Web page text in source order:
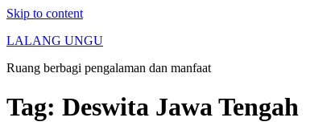
Skip to content
LALANG UNGU
Ruang berbagi pengalaman dan manfaat
Tag: Deswita Jawa Tengah